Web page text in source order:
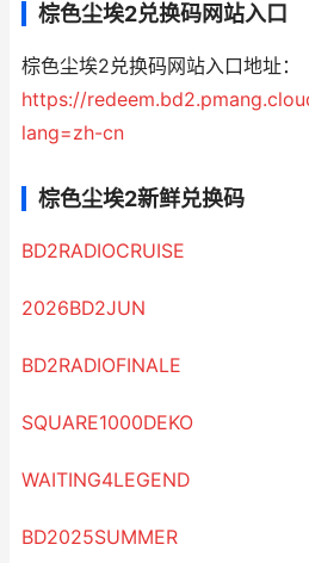
棕色尘埃2兑换码网站入口
棕色尘埃2兑换码网站入口地址：
https://
lang=zh-cn
棕色尘埃2新鲜兑换码
BD2RADIOCRUISE
2026BD2JUN
BD2RADIOFINALE
SQUARE1000DEKO
WAITING4LEGEND
BD2025SUMMER